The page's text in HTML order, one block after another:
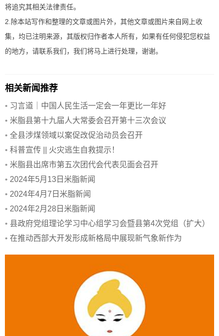
将追究其相关法律责任。
2.除本站写作和整理的文章或图片外，其他文章或图片来自网上收
集，均已注明来源，其版权归作者本人所有，如果有任何侵犯您权益
的地方，请联系我们，我们将马上进行处理，谢谢。
相关新闻推荐
• 习言道｜中国人民生活一定会一年更比一年好
• 米脂县第十九届人大常委会召开第十三次会议
• 全县涉煤领域以案促改促治动员会召开
• 科普宣传 || 火灾逃生自救提示！
• 米脂县出席市第五次团代会代表见面会召开
• 2024年5月13日米脂新闻
• 2024年4月7日米脂新闻
• 2024年2月28日米脂新闻
• 县政府党组理论学习中心组学习会暨县第4次党组（扩大）
会议召开
• 在推动西部大开发形成新格局中展现新气象新作为